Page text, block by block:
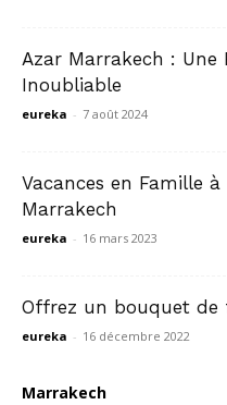
Azar Marrakech : Une
Inoubliable
eureka - 7 août 2024
Vacances en Famille à
Marrakech
eureka - 16 mars 2023
Offrez un bouquet de
eureka - 16 décembre 2022
Marrakech